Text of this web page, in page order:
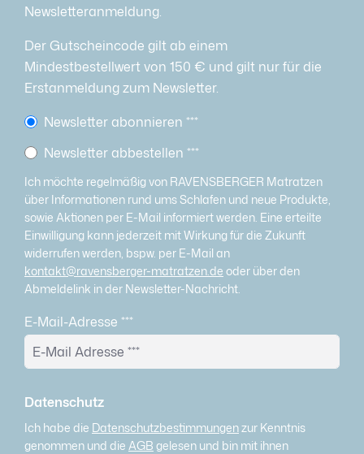
Newsletteranmeldung.
Der Gutscheincode gilt ab einem
Mindestbestellwert von 150 € und gilt nur für die
Erstanmeldung zum Newsletter.
Newsletter abonnieren ***
Newsletter abbestellen ***
Ich möchte regelmäßig von RAVENSBERGER Matratzen
über Informationen rund ums Schlafen und neue Produkte,
sowie Aktionen per E-Mail informiert werden. Eine erteilte
Einwilligung kann jederzeit mit Wirkung für die Zukunft
widerrufen werden, bspw. per E-Mail an
kontakt@ravensberger-matratzen.de oder über den
Abmeldelink in der Newsletter-Nachricht.
E-Mail-Adresse ***
Datenschutz
Ich habe die Datenschutzbestimmungenzur Kenntnis
genommen und die AGB gelesen und bin mit ihnen